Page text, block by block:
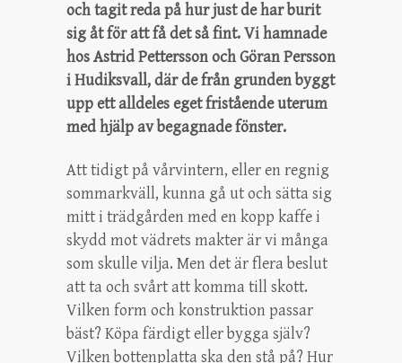
och tagit reda på hur just de har burit
sig åt för att få det så fint. Vi hamnade
hos Astrid Pettersson och Göran Persson
i Hudiksvall, där de från grunden byggt
upp ett alldeles eget fristående uterum
med hjälp av begagnade fönster.
Att tidigt på vårvintern, eller en regnig
sommarkväll, kunna gå ut och sätta sig
mitt i trädgården med en kopp kaffe i
skydd mot vädrets makter är vi många
som skulle vilja. Men det är flera beslut
att ta och svårt att komma till skott.
Vilken form och konstruktion passar
bäst? Köpa färdigt eller bygga själv?
Vilken bottenplatta ska den stå på? Hur